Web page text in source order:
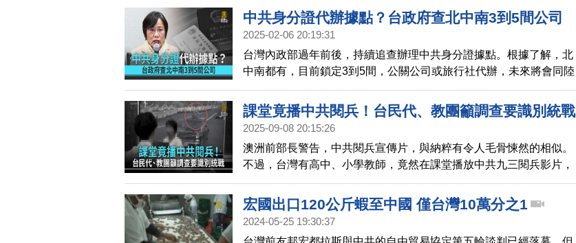
中共身分證代辦據點？台政府查北中南3到5間公司
2025-02-06 20:19:31
台灣內政部過年前後，持續追查辦理中共身分證據點。根據了解，北
中南都有，目前鎖定3到5間，公關公司或旅行社代辦，未來將會同陸
委會及國安單位，查證是否違反《兩岸人民關係條例》。根據台灣法
規，兩岸戶籍互斥，不可兼得。
課堂竟播中共閱兵！台民代、教團籲調查要識別統戰
2025-09-08 20:15:26
澳洲前部長警告，中共閱兵宣傳片，與納粹有令人毛骨悚然的相似。
不過，台灣有高中、小學教師，竟然在課堂播放中共九三閱兵影片，
引發軒然大波。台灣民意代表，及教師聯盟都呼籲政府教育部盡快調
查，中共黑手是否進入台灣校園；更喊話應該要將，識別中共的教育
指引，納入台灣的師資培育。
宏國出口120公斤蝦至中國 僅台灣10萬分之1
2024-05-25 19:30:37